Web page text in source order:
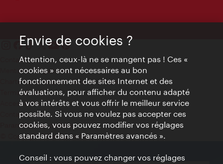
Contact
Mentions obligatoires
Charte sur le respect de la vie privée
Terms of Use
Accessibilité
Contact presse
Paramètres de cookies
© Copyright WienTourismus
Envie de cookies ?
Attention, ceux-là ne se mangent pas ! Ces «
cookies » sont nécessaires au bon
fonctionnement des sites Internet et des
évaluations, pour afficher du contenu adapté
à vos intérêts et vous offrir le meilleur service
possible. Si vous ne voulez pas accepter ces
cookies, vous pouvez modifier vos réglages
standard dans « Paramètres avancés ».
Conseil : vous pouvez changer vos réglages